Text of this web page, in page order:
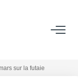
sur la futaie